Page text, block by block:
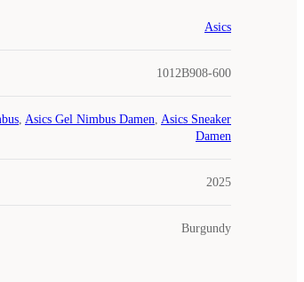
Asics
1012B908-600
, Asics Gel Nimbus Damen, Asics Sneaker
Damen
2025
Burgundy